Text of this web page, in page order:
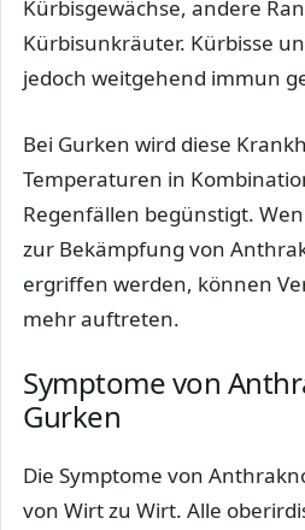
Kürbisgewächse, andere
Kürbisunkräuter. Kürbisse
jedoch weitgehend immun
Bei Gurken wird diese
Temperaturen in
Regenfällen begünstigt.
zur Bekämpfung von
ergriffen werden, können
mehr auftreten.
Symptome von
Gurken
Die Symptome von
von Wirt zu Wirt. Alle